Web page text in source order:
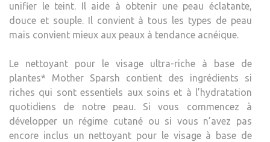
unifier le teint. Il aide à obtenir une peau éclatante,
douce et souple. Il convient à tous les types de peau
mais convient mieux aux peaux à tendance acnéique.
Le nettoyant pour le visage ultra-riche à base de
plantes* Mother Sparsh contient des ingrédients si
riches qui sont essentiels aux soins et à l’hydratation
quotidiens de notre peau. Si vous commencez à
développer un régime cutané ou si vous n’avez pas
encore inclus un nettoyant pour le visage à base de